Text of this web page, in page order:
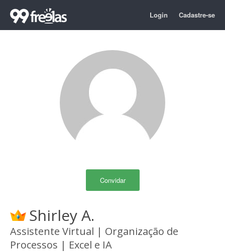
Login Cadastre-se
Convidar
Shirley A.
Assistente Virtual | Organização de
Processos | Excel e IA